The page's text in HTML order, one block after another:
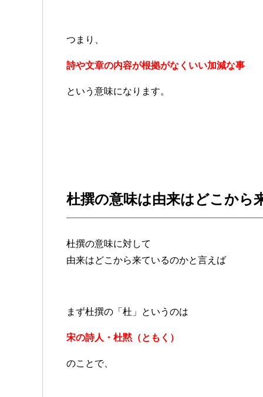
つまり、
詩や文章の内容が根拠がなくいい加減な事
という意味になります。
杜撰の意味は由来はどこから
杜撰の意味に対して
由来はどこから来ているのかと言えば
まず杜撰の「杜」というのは
宋の詩人・杜黙（ともく）
のことで、